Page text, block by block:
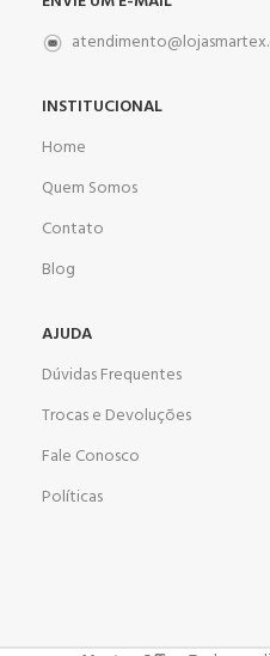
INSTITUCIONAL
Home
Quem Somos
Contato
Blog
AJUDA
Dúvidas Frequentes
Trocas e Devoluções
Fale Conosco
Políticas